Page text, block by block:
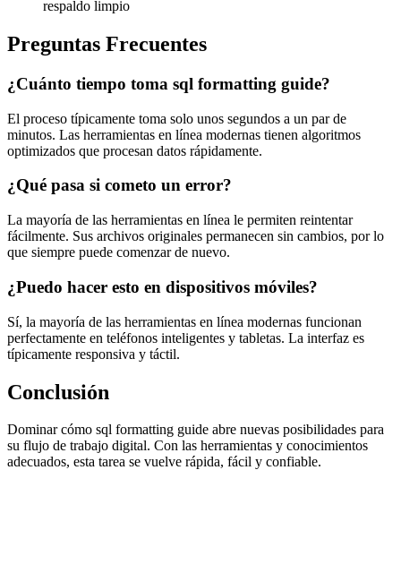
respaldo limpio
Preguntas Frecuentes
¿Cuánto tiempo toma sql formatting guide?
El proceso típicamente toma solo unos segundos a un par de
minutos. Las herramientas en línea modernas tienen algoritmos
optimizados que procesan datos rápidamente.
¿Qué pasa si cometo un error?
La mayoría de las herramientas en línea le permiten reintentar
fácilmente. Sus archivos originales permanecen sin cambios, por lo
que siempre puede comenzar de nuevo.
¿Puedo hacer esto en dispositivos móviles?
Sí, la mayoría de las herramientas en línea modernas funcionan
perfectamente en teléfonos inteligentes y tabletas. La interfaz es
típicamente responsiva y táctil.
Conclusión
Dominar cómo sql formatting guide abre nuevas posibilidades para
su flujo de trabajo digital. Con las herramientas y conocimientos
adecuados, esta tarea se vuelve rápida, fácil y confiable.